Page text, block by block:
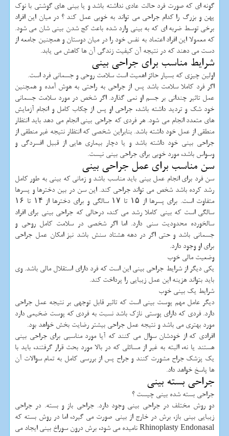
گونه ای که صورت فرد حالت عادی نداشته باشد و یا بینی های گوشتی با نوک
پهن و بزرگ را کدام جراحی می تواند به خوبی عمل کند ؟ در میان این افراد
برخی توسط ضربه ای که به بینی وارد شده باعث کج شدن بینی شان می شود.
که معمولا این افراد اعتماد به نفس خود را در میان دوستان و همچنین جامعه از
دست می دهند که در نتیجه آن کیفیت زندگی آن ها کاهش می یابد.
شرایط مناسب برای جراحی بینی
اولین چیزی که بسیار حائز اهمیت است سلامت روحی و جسمانی فرد است.
اگر فرد کاملا سلامت باشد پس از جراحی به راحتی به هوش آمده و همچنین
عمل تاثیر چندانی بر جسم او نمی گذارد. اگر شخص در مورد سلامت جسمانی
خود شک و تردید داشته باشد، جراحی او پس از چکاب کامل و انجام آزمایش
های متعدد انجام می شود. هر فردی که جراحی بینی انجام می دهد باید انتظار
منطقی از عمل خود داشته باشد. بنابراین شخصی که انتظار نتیجه غیر منطقی از
جراحی بینی خود داشته باشد و یا دچار بیماری هایی از قبیل افسردگی و
وسواس باشد، مورد خوبی برای جراحی بینی نیست.
سن مناسب برای عمل جراحی بینی
سن فرد برای انجام عمل بینی باید مناسب باشد و زمانی که بینی به طور کامل
رشد کرده باشد شخص می تواند جراحی کند. این سن در بین دخترها و پسرها
متفاوت است. برای پسرها از ۱۵ تا ۱۷ سالگی و برای دخترها از ۱۴ تا ۱۶
سالگی است که بینی کاملا رشد می کند، درحالی که جراحی بینی برای افراد
سالخورده محدودیت سنی دارد. اما اگر شخصی در سلامت کامل روحی و
جسمانی باشد و حتی اگر در دهه هشتاد سنش باشد نیز امکان عمل جراحی
برای او وجود دارد.
وضعیت مالی خوب
یکی دیگر از شرایط جراحی بینی این است که فرد دارای استقلال مالی باشد. وی
باید بتواند هزینه این عمل زیبایی را پرداخت کند.
شرایط یک بینی خوب
دیگر عامل مهم پوست بینی است که تاثیر قابل توجهی بر نتیجه عمل جراحی
دارد. فردی که دارای پوستی نازک باشد نسبت به فردی که پوست ضخیمی دارد
مورد بهتری می باشد و نتیجه عمل جراحی بیشتر رضایت بخش خواهد بود.
افرادی که از خودشان سوال می کنند که آیا مورد مناسبی برای جراحی بینی
هستند یا نه، البته به غیر از مسائلی که در بالا مورد بحث قرار گرفتند، باید با
یک پزشک جراح مشورت کنند و جراح پس از بررسی کامل به تمام سوالات آن
ها پاسخ خواهد داد.
جراحی بسته بینی
جراحی بسته شده بینی چیست ؟
دو روش مختلف در جراحی بینی وجود دارد. جراحی باز و بسته. در جراحی
زیبایی بینی باز، برش در خارج از بینی صورت می گیرد، اما در روش بسته که
Rhinoplasty Endonasal نامیده می شود، برش درون سوراخ بینی ایجاد می